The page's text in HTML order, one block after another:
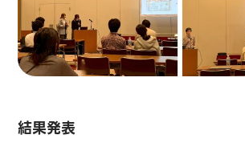
結果発表